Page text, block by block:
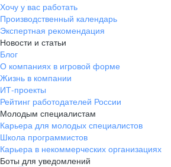
Хочу у вас работать
Производственный календарь
Экспертная рекомендация
Новости и статьи
Блог
О компаниях в игровой форме
Жизнь в компании
ИТ-проекты
Рейтинг работодателей России
Молодым специалистам
Карьера для молодых специалистов
Школа программистов
Карьера в некоммерческих организациях
Боты для уведомлений